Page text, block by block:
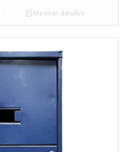
Mostrar detalles